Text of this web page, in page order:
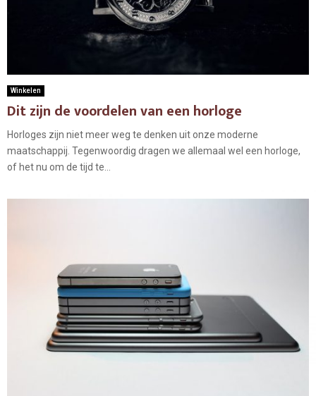
Winkelen
Dit zijn de voordelen van een horloge
Horloges zijn niet meer weg te denken uit onze moderne
maatschappij. Tegenwoordig dragen we allemaal wel een horloge,
of het nu om de tijd te...